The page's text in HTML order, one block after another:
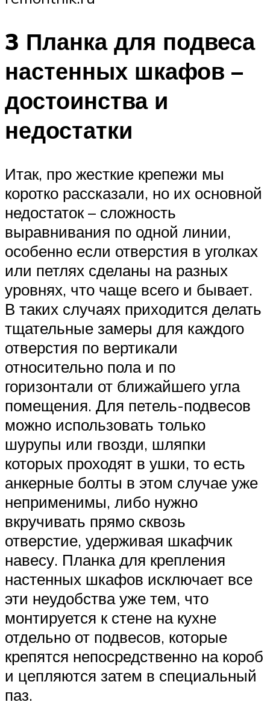
3 Планка для подвеса
настенных шкафов –
достоинства и
недостатки
Итак, про жесткие крепежи мы
коротко рассказали, но их основной
недостаток – сложность
выравнивания по одной линии,
особенно если отверстия в уголках
или петлях сделаны на разных
уровнях, что чаще всего и бывает.
В таких случаях приходится делать
тщательные замеры для каждого
отверстия по вертикали
относительно пола и по
горизонтали от ближайшего угла
помещения. Для петель-подвесов
можно использовать только
шурупы или гвозди, шляпки
которых проходят в ушки, то есть
анкерные болты в этом случае уже
неприменимы, либо нужно
вкручивать прямо сквозь
отверстие, удерживая шкафчик
навесу. Планка для крепления
настенных шкафов исключает все
эти неудобства уже тем, что
монтируется к стене на кухне
отдельно от подвесов, которые
крепятся непосредственно на короб
и цепляются затем в специальный
паз.